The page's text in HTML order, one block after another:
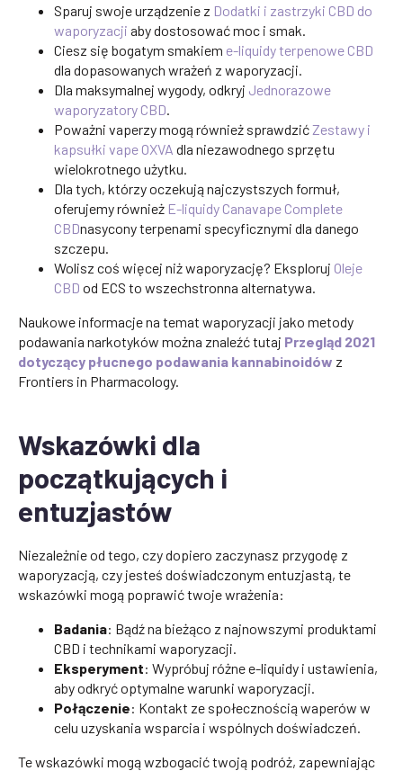
Sparuj swoje urządzenie z Dodatki i zastrzyki CBD do
waporyzacji aby dostosować moc i smak.
Ciesz się bogatym smakiem e-liquidy terpenowe CBD
dla dopasowanych wrażeń z waporyzacji.
Dla maksymalnej wygody, odkryj Jednorazowe
waporyzatory CBD.
Poważni vaperzy mogą również sprawdzićZestawy i
kapsułki vape OXVA dla niezawodnego sprzętu
wielokrotnego użytku.
Dla tych, którzy oczekują najczystszych formuł,
oferujemy również E-liquidy Canavape Complete
CBDnasycony terpenami specyficznymi dla danego
szczepu.
Wolisz coś więcej niż waporyzację? Eksploruj Oleje
CBD od ECS to wszechstronna alternatywa.
Naukowe informacje na temat waporyzacji jako metody
podawania narkotyków można znaleźć tutaj Przegląd 2021
dotyczący płucnego podawania kannabinoidów z
Frontiers in Pharmacology.
Wskazówki dla
początkujących i
entuzjastów
Niezależnie od tego, czy dopiero zaczynasz przygodę z
waporyzacją, czy jesteś doświadczonym entuzjastą, te
wskazówki mogą poprawić twoje wrażenia:
Badania: Bądź na bieżąco z najnowszymi produktami
CBD i technikami waporyzacji.
Eksperyment: Wypróbuj różne e-liquidy i ustawienia,
aby odkryć optymalne warunki waporyzacji.
Połączenie: Kontakt ze społecznością waperów w
celu uzyskania wsparcia i wspólnych doświadczeń.
Te wskazówki mogą wzbogacić twoją podróż, zapewniając